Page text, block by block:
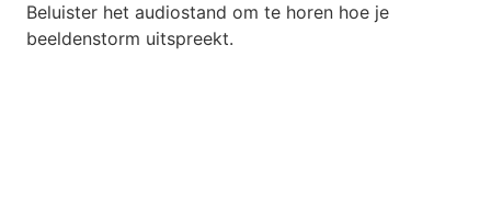
Beluister het audiostand om te horen hoe je
beeldenstorm uitspreekt.